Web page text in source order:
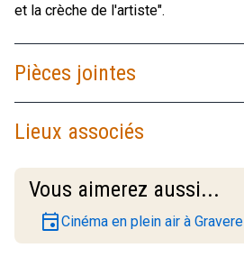
et la crèche de l'artiste".
Pièces jointes
Lieux associés
Vous aimerez aussi...
eventCinéma en plein air à Gravere